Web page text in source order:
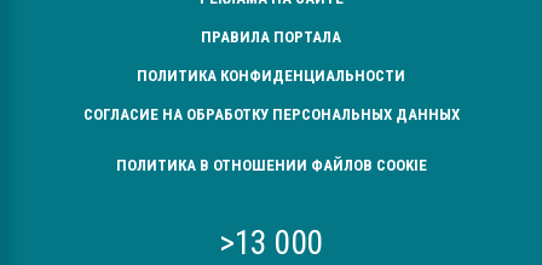
ПРАВИЛА ПОРТАЛА
ПОЛИТИКА КОНФИДЕНЦИАЛЬНОСТИ
СОГЛАСИЕ НА ОБРАБОТКУ ПЕРСОНАЛЬНЫХ ДАННЫХ
ПОЛИТИКА В ОТНОШЕНИИ ФАЙЛОВ COOKIE
>13 000